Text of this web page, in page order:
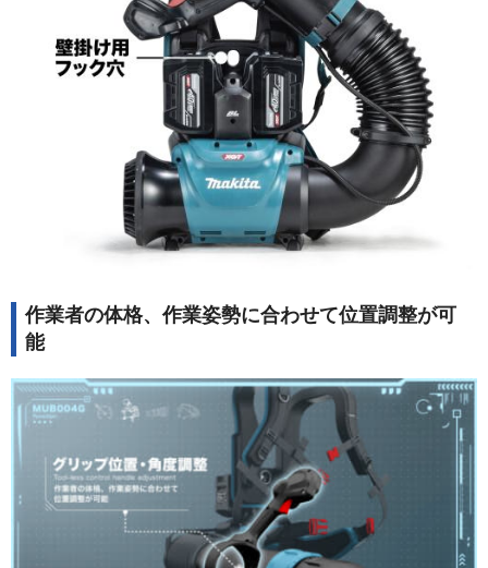
作業者の体格、作業姿勢に合わせて位置調整が可
能